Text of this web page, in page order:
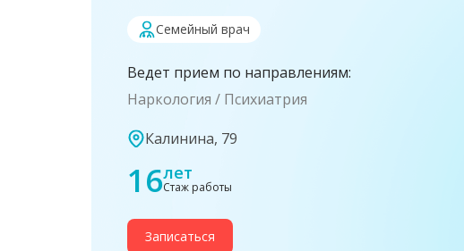
Семейный врач
Ведет прием по направлениям:
Наркология
Психиатрия
Калинина, 79
16лет
Стаж работы
Записаться